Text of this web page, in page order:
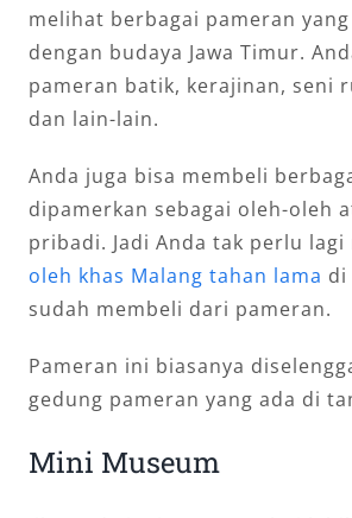
melihat berbagai pameran
dengan budaya Jawa Timur.
pameran batik, kerajinan, seni
dan lain-lain.
Anda juga bisa membeli
dipamerkan sebagai oleh-oleh
pribadi. Jadi Anda tak perlu lagi
oleh khas Malang tahan lama di
sudah membeli dari pameran.
Pameran ini biasanya
gedung pameran yang ada di
Mini Museum